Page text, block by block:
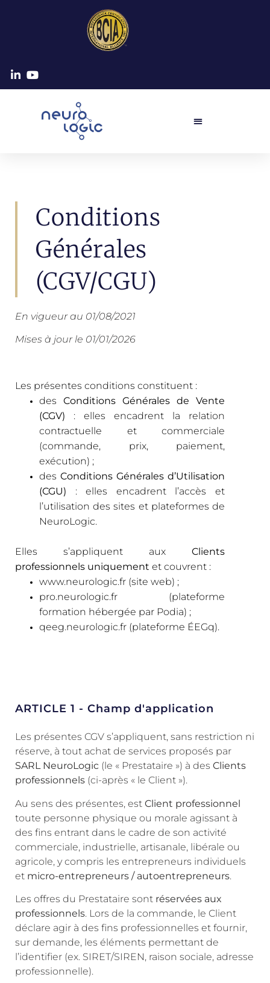
Conditions
Générales
(CGV/CGU)
En vigueur au 01/08/2021
Mises à jour le 01/01/2026
Les présentes conditions constituent :
des Conditions Générales de Vente
(CGV) : elles encadrent la relation
contractuelle et commerciale
(commande, prix, paiement,
exécution) ;
des Conditions Générales d’Utilisation
(CGU) : elles encadrent l’accès et
l’utilisation des sites et plateformes de
NeuroLogic.
Elles s’appliquent aux Clients
professionnels uniquement et couvrent :
www.neurologic.fr (site web) ;
pro.neurologic.fr (plateforme
formation hébergée par Podia) ;
qeeg.neurologic.fr (plateforme ÉEGq).
ARTICLE 1 - Champ d'application
Les présentes CGV s’appliquent, sans restriction ni
réserve, à tout achat de services proposés par
SARL NeuroLogic (le « Prestataire ») à des Clients
professionnels (ci-après « le Client »).
Au sens des présentes, est Client professionnel
toute personne physique ou morale agissant à
des fins entrant dans le cadre de son activité
commerciale, industrielle, artisanale, libérale ou
agricole, y compris les entrepreneurs individuels
et micro-entrepreneurs / autoentrepreneurs.
Les offres du Prestataire sont réservées aux
professionnels. Lors de la commande, le Client
déclare agir à des fins professionnelles et fournir,
sur demande, les éléments permettant de
l’identifier (ex. SIRET/SIREN, raison sociale, adresse
professionnelle).